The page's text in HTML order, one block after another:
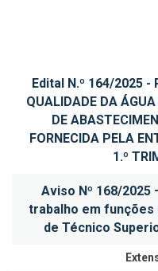
Edital N.º 164/2025 -
QUALIDADE DA
DE
FORNECIDA PELA
1.º
Aviso Nº 168/
trabalho em
de Técnico